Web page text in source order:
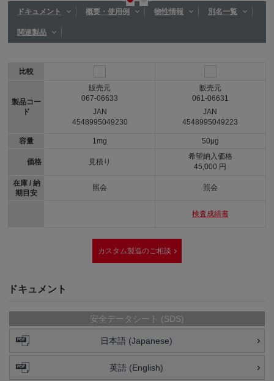
ドキュメント 概要・使用例 物性情報 別名一覧
関連製品
比較
製品コー
ド
容量
価格
在庫 / 納
期目安
販売元
067-06633
JAN
4548995049230
1mg
見積り
照会
販売元
061-06631
JAN
4548995049223
50μg
希望納入価格
45,000 円
照会
検査成績書
カスタム製造のご相談
ドキュメント
安全データシート (SDS)
日本語 (Japanese)
英語 (English)